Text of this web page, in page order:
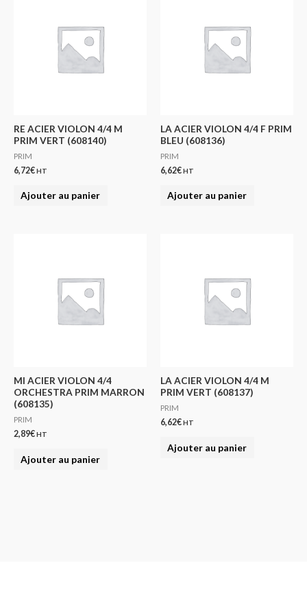
RE ACIER VIOLON 4/4 M
PRIM VERT (608140)
PRIM
6,72€HT
Ajouter au panier
LA ACIER VIOLON 4/4 F PRIM
BLEU (608136)
PRIM
6,62€HT
Ajouter au panier
MI ACIER VIOLON 4/4
ORCHESTRA PRIM MARRON
(608135)
PRIM
2,89€HT
Ajouter au panier
LA ACIER VIOLON 4/4 M
PRIM VERT (608137)
PRIM
6,62€HT
Ajouter au panier